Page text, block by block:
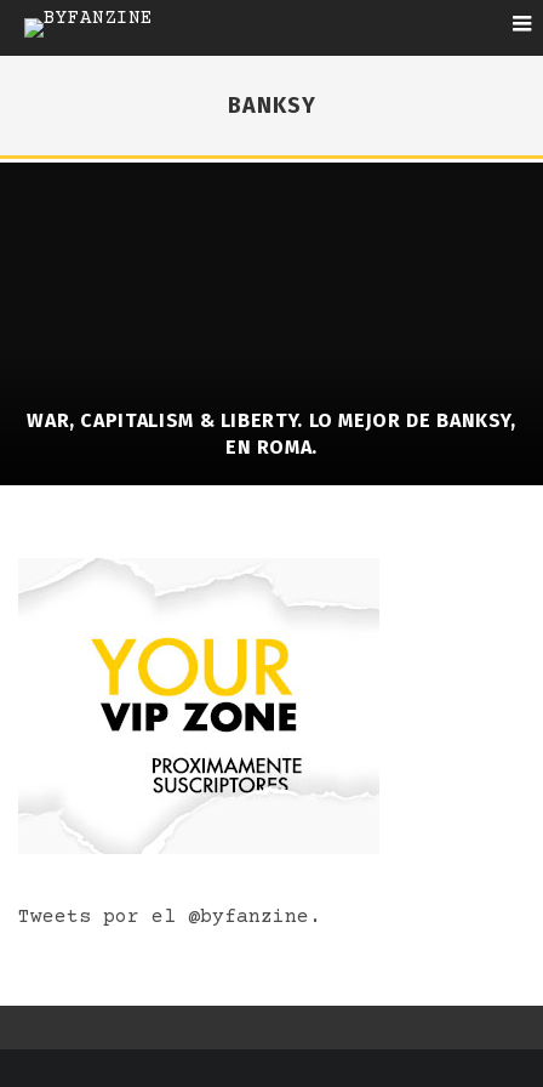
BANKSY
WAR, CAPITALISM & LIBERTY. LO MEJOR DE BANKSY,
EN ROMA.
Tweets por el @byfanzine.